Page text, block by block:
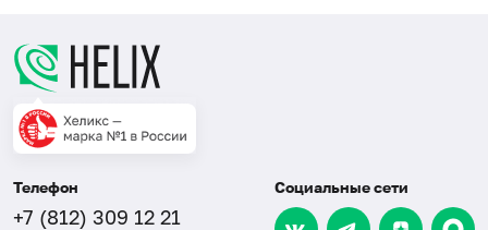
Телефон
+7 (812) 309 12 21
Социальные сети